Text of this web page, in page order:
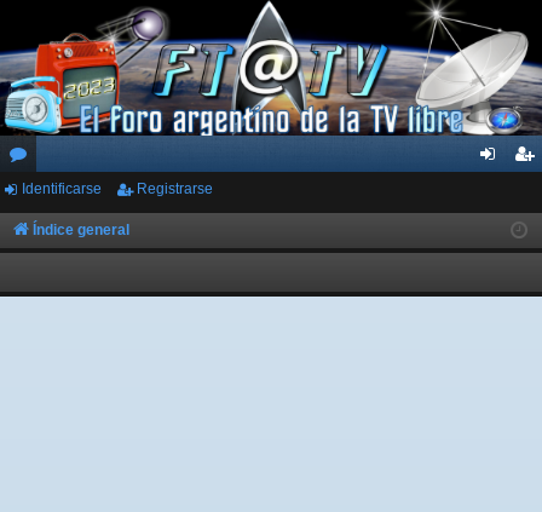
or
os
ar
ist
rs
Identificarse Registrarse
Índice general